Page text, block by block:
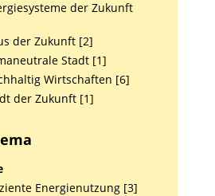
der Zukunft
der Zukunft [2]
Stadt [1]
Wirtschaften [6]
der Zukunft [1]
Energienutzung [3]